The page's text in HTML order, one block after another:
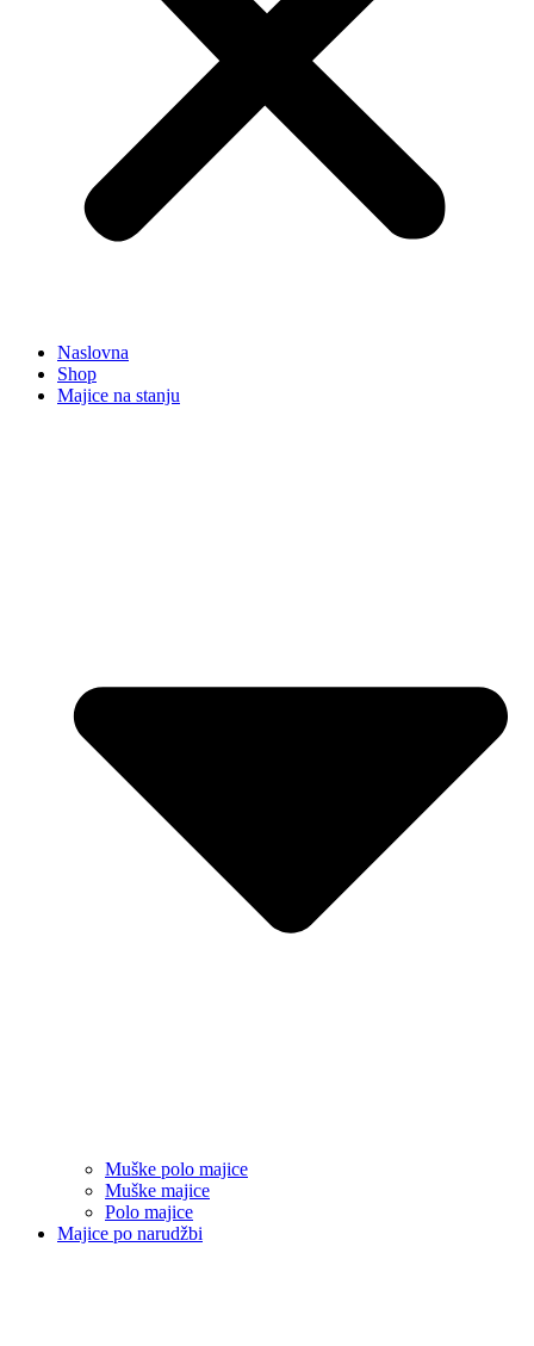
Naslovna
Shop
Majice na stanju
Muške polo majice
Muške majice
Polo majice
Majice po narudžbi